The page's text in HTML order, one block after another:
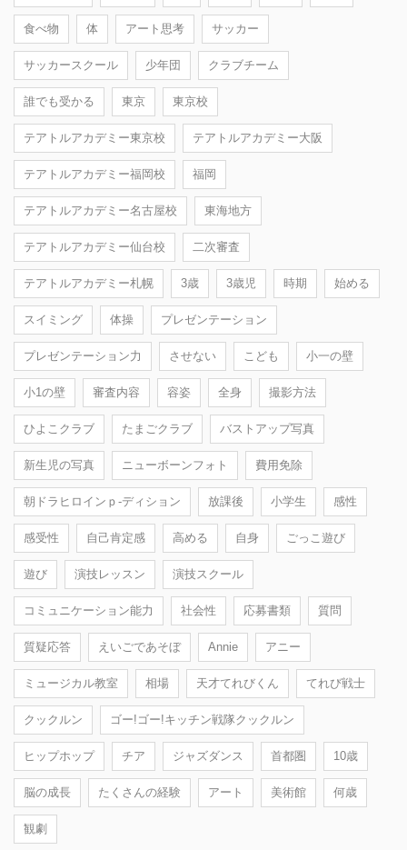
食べ物 体 アート思考 サッカー
サッカースクール 少年団 クラブチーム
誰でも受かる 東京 東京校
テアトルアカデミー東京校 テアトルアカデミー大阪
テアトルアカデミー福岡校 福岡
テアトルアカデミー名古屋校 東海地方
テアトルアカデミー仙台校 二次審査
テアトルアカデミー札幌 3歳 3歳児 時期 始める
スイミング 体操 プレゼンテーション
プレゼンテーション力 させない こども 小一の壁
小1の壁 審査内容 容姿 全身 撮影方法
ひよこクラブ たまごクラブ バストアップ写真
新生児の写真 ニューボーンフォト 費用免除
朝ドラヒロインｐ-ディション 放課後 小学生 感性
感受性 自己肯定感 高める 自身 ごっこ遊び
遊び 演技レッスン 演技スクール
コミュニケーション能力 社会性 応募書類 質問
質疑応答 えいごであそぼ Annie アニー
ミュージカル教室 相場 天才てれびくん てれび戦士
クックルン ゴー!ゴー!キッチン戦隊クックルン
ヒップホップ チア ジャズダンス 首都圏 10歳
脳の成長 たくさんの経験 アート 美術館 何歳
観劇